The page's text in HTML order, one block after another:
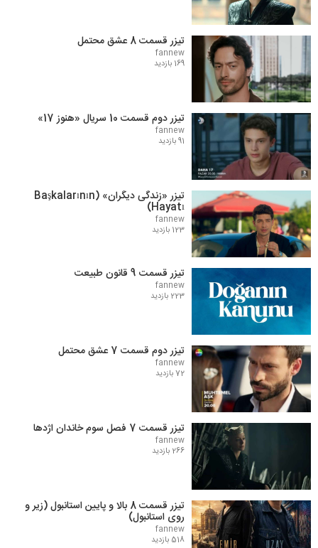
تیزر قسمت 8 عشق محتمل
fannew
169 بازدید
تیزر دوم قسمت 10 سریال «هنوز 17»
fannew
91 بازدید
تیزر «زندگی دیگران» (Başkalarının
Hayatı)
fannew
123 بازدید
تیزر قسمت 9 قانون طبیعت
fannew
223 بازدید
تیزر دوم قسمت 7 عشق محتمل
fannew
72 بازدید
تیزر قسمت 7 فصل سوم خاندان اژدها
fannew
266 بازدید
تیزر قسمت 8 بالا و پایین استانبول (زیر و
روی استانبول)
fannew
518 بازدید